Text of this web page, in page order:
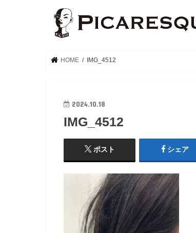
HOME IMG_4512
2024.10.18
IMG_4512
ポスト シェア